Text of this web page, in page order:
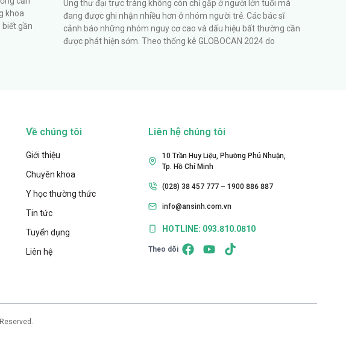
khoa
biết gần
Ung thư đại trực tràng không còn chỉ gặp ở người lớn tuổi mà
đang được ghi nhận nhiều hơn ở nhóm người trẻ. Các bác sĩ
cảnh báo những nhóm nguy cơ cao và dấu hiệu bất thường cần
được phát hiện sớm. Theo thống kê GLOBOCAN 2024 do
Về chúng tôi
Giới thiệu
Chuyên khoa
Y học thường thức
Tin tức
Tuyển dụng
Liên hệ
Liên hệ chúng tôi
10 Trần Huy Liệu, Phường Phú Nhuận,
Tp. Hồ Chí Minh
(028) 38 457 777 – 1900 886 887
info@ansinh.com.vn
HOTLINE: 093.810.0810
Theo dõi